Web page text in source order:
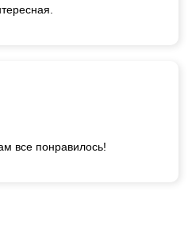
все понравилось!